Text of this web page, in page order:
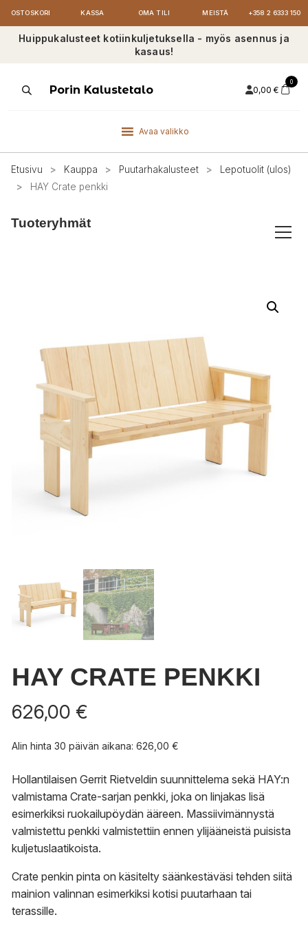
OSTOSKORI KASSA OMA TILI MEISTÄ +358 2 6333 150
Huippukalusteet kotiinkuljetuksella - myös asennus ja
kasaus!
ProductsPorin Kalustetalo 0,00 €
0
Avaa valikko
Etusivu > Kauppa > Puutarhakalusteet >
Lepotuolit (ulos)
>
HAY Crate penkki
Tuoteryhmät
HAY CRATE PENKKI
626,00 €
Alin hinta 30 päivän aikana: 626,00 €
Hollantilaisen Gerrit Rietveldin suunnittelema sekä HAY:n
valmistama Crate-sarjan penkki, joka on linjakas lisä
esimerkiksi ruokailupöydän ääreen. Massiivimännystä
valmistettu penkki valmistettiin ennen ylijääneistä puisista
kuljetuslaatikoista.
Crate penkin pinta on käsitelty säänkestäväsi tehden siitä
mainion valinnan esimerkiksi kotisi puutarhaan tai
terassille.